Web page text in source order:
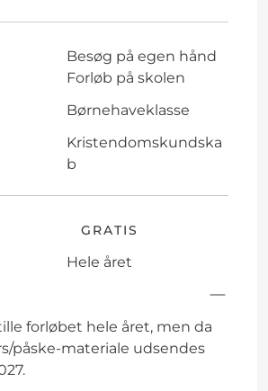
Besøg på egen hånd
Forløb på skolen
Børnehaveklasse
Kristendomskundska
b
GRATIS
Hele året
forløbet hele året, men da
påske-materiale udsendes